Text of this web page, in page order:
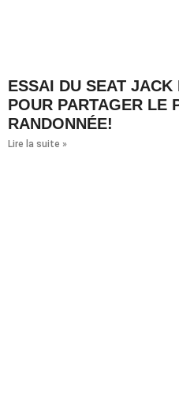
ESSAI DU SEAT JACK
POUR PARTAGER LE
RANDONNÉE!
Lire la suite »